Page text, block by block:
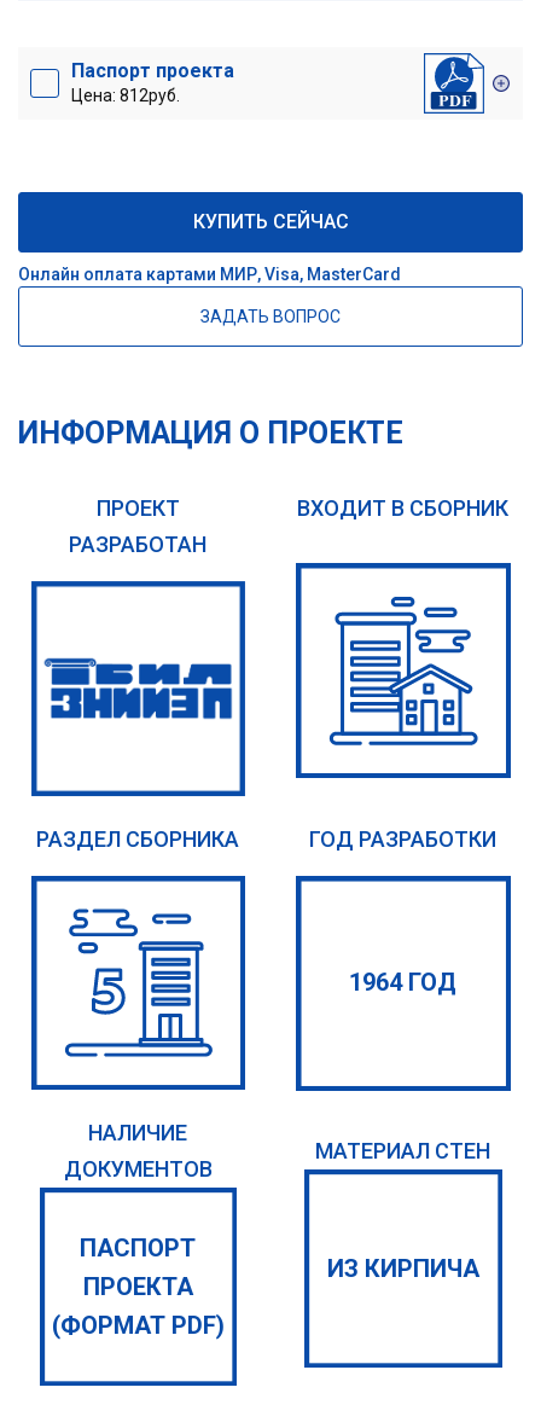
Паспорт проекта
Цена: 812руб.
КУПИТЬ СЕЙЧАС
Онлайн оплата картами МИР, Visa, MasterCard
ЗАДАТЬ ВОПРОС
ИНФОРМАЦИЯ О ПРОЕКТЕ
ПРОЕКТ
РАЗРАБОТАН
ВХОДИТ В СБОРНИК
РАЗДЕЛ СБОРНИКА ГОД РАЗРАБОТКИ
1964 ГОД
НАЛИЧИЕ
ДОКУМЕНТОВ
ПАСПОРТ
ПРОЕКТА
(ФОРМАТ PDF)
МАТЕРИАЛ СТЕН
ИЗ КИРПИЧА